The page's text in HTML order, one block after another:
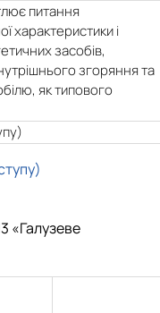
питання
характеристики і
засобів,
згоряння та
як типового
«Галузеве